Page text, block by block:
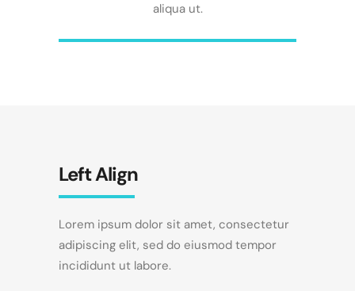
aliqua ut.
Left Align
Lorem ipsum dolor sit amet, consectetur
adipiscing elit, sed do eiusmod tempor
incididunt ut labore.